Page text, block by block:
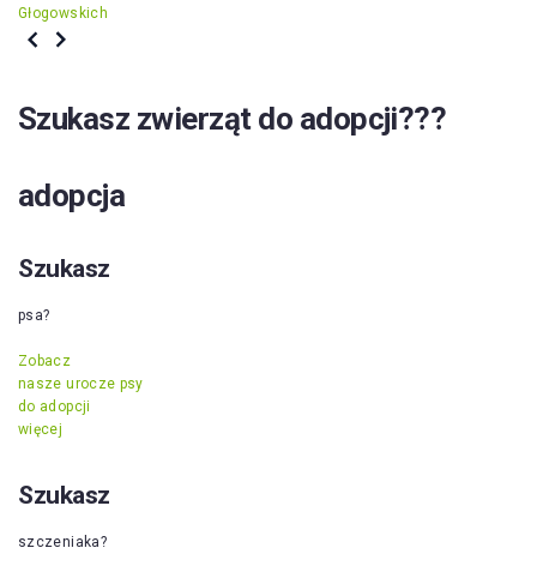
Głogowskich
Szukasz zwierząt do adopcji???
adopcja
Szukasz
psa?
Zobacz
nasze urocze psy
do adopcji
więcej
Szukasz
szczeniaka?